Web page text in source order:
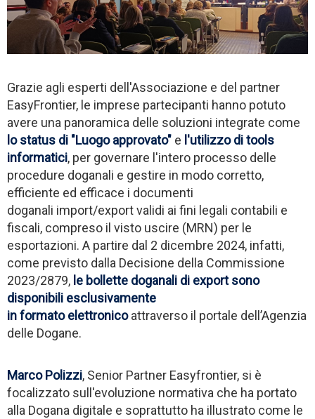
Grazie agli esperti dell'Associazione e del partner
EasyFrontier, le imprese partecipanti hanno potuto
avere una panoramica delle soluzioni integrate come
lo status di "Luogo approvato" e l'utilizzo di tools
informatici, per governare l'intero processo delle
procedure doganali e gestire in modo corretto,
efficiente ed efficace i documenti
doganali import/export validi ai fini legali contabili e
fiscali, compreso il visto uscire (MRN) per le
esportazioni. A partire dal 2 dicembre 2024, infatti,
come previsto dalla Decisione della Commissione
2023/2879, le bollette doganali di export sono
disponibili esclusivamente
in formato elettronicoattraverso il portale dell’Agenzia
delle Dogane.
Marco Polizzi, Senior Partner Easyfrontier, si è
focalizzato sull'evoluzione normativa che ha portato
alla Dogana digitale e soprattutto ha illustrato come le